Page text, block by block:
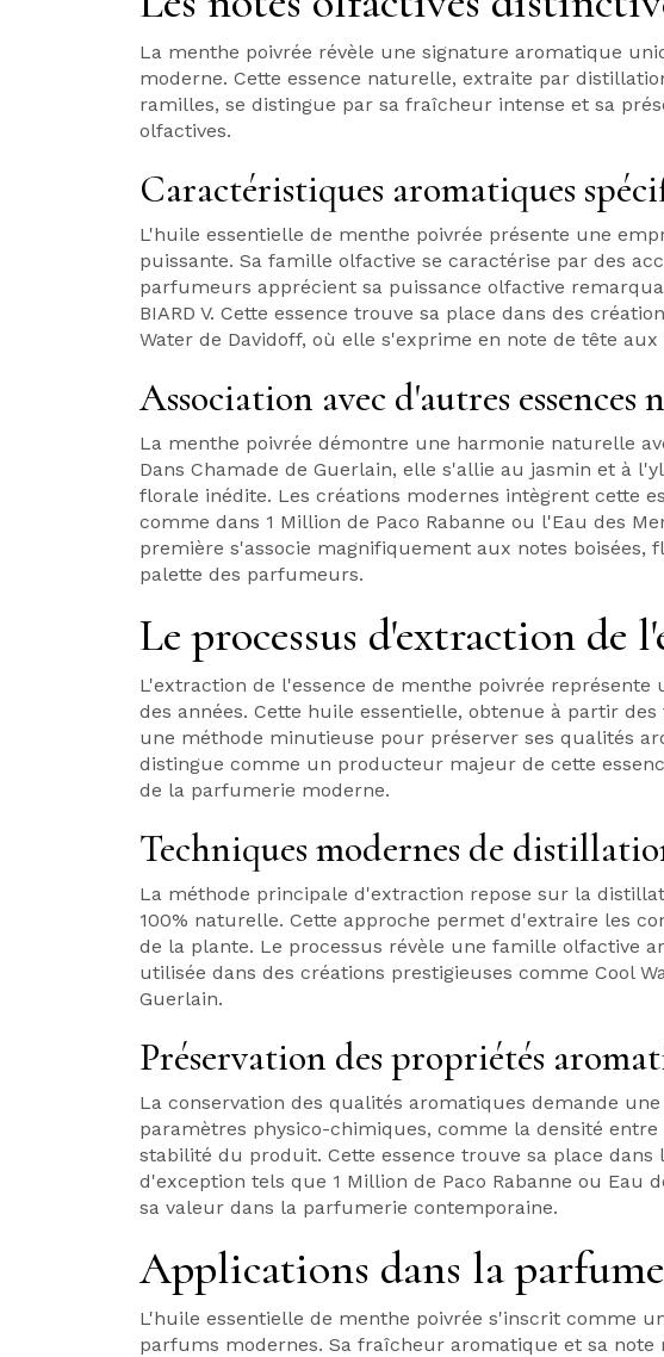
La menthe poivrée révèle une signature aromatique
moderne. Cette essence naturelle, extraite par
ramilles, se distingue par sa fraîcheur intense et sa
olfactives.
Caractéristiques aromatiques
L'huile essentielle de menthe poivrée présente une
puissante. Sa famille olfactive se caractérise par des
parfumeurs apprécient sa puissance olfactive
BIARD V. Cette essence trouve sa place dans des
Water de Davidoff, où elle s'exprime en note de tête
Association avec d'autres essences
La menthe poivrée démontre une harmonie naturelle
Dans Chamade de Guerlain, elle s'allie au jasmin et à
florale inédite. Les créations modernes intègrent cette
comme dans 1 Million de Paco Rabanne ou l'Eau des
première s'associe magnifiquement aux notes boisées,
palette des parfumeurs.
Le processus d'extraction de
L'extraction de l'essence de menthe poivrée
des années. Cette huile essentielle, obtenue à partir
une méthode minutieuse pour préserver ses qualités
distingue comme un producteur majeur de cette
de la parfumerie moderne.
Techniques modernes de
La méthode principale d'extraction repose sur la
100% naturelle. Cette approche permet d'extraire les
de la plante. Le processus révèle une famille olfactive
utilisée dans des créations prestigieuses comme Cool
Guerlain.
Préservation des propriétés
La conservation des qualités aromatiques demande
paramètres physico-chimiques, comme la densité entre
stabilité du produit. Cette essence trouve sa place
d'exception tels que 1 Million de Paco Rabanne ou Eau
sa valeur dans la parfumerie contemporaine.
Applications dans la
L'huile essentielle de menthe poivrée s'inscrit comme
parfums modernes. Sa fraîcheur aromatique et sa